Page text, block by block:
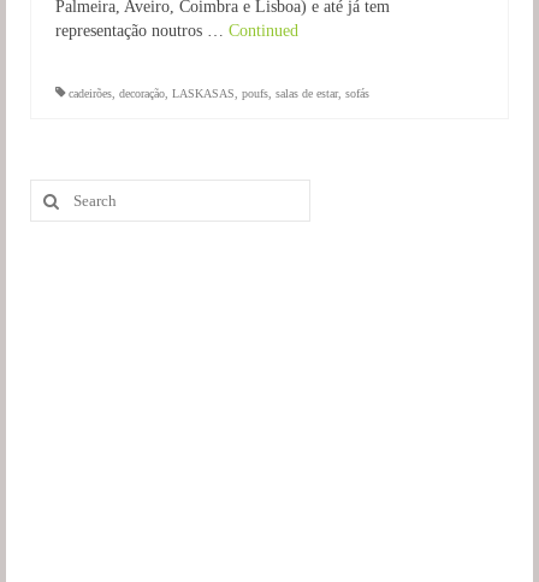
Palmeira, Aveiro, Coimbra e Lisboa) e até já tem
representação noutros … Continued
cadeirões decoração LASKASAS poufs salas de estar, sofás
Search
for: